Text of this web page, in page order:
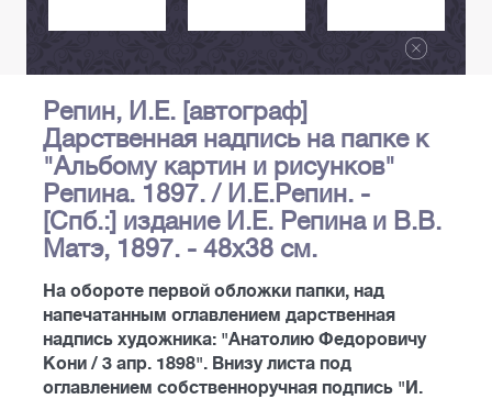
Репин, И.Е. [автограф]
Дарственная надпись на папке к
"Альбому картин и рисунков"
Репина. 1897. / И.Е.Репин. -
[Спб.:] издание И.Е. Репина и В.В.
Матэ, 1897. - 48х38 см.
На обороте первой обложки папки, над
напечатанным оглавлением дарственная
надпись художника: "Анатолию Федоровичу
Кони / 3 апр. 1898". Внизу листа под
оглавлением собственноручная подпись "И.